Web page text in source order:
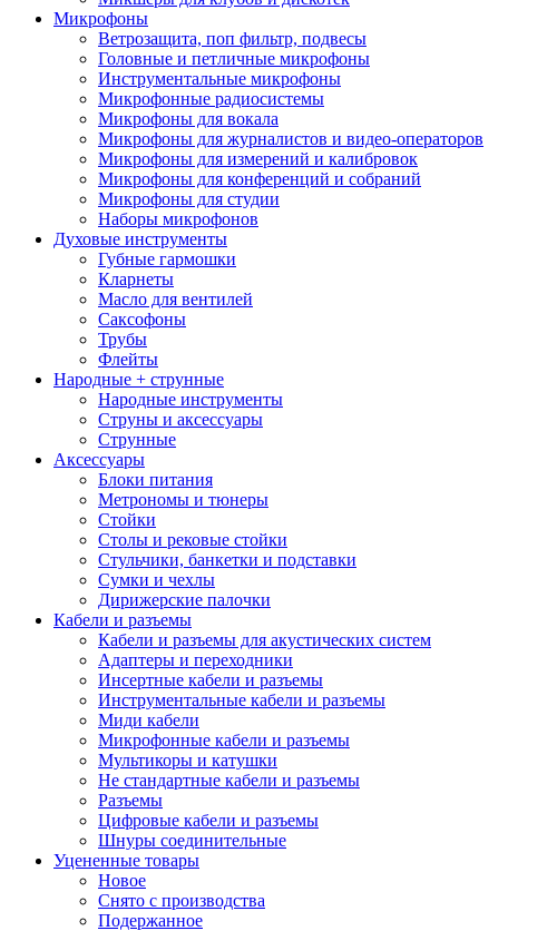
Микрофоны
Ветрозащита, поп фильтр, подвесы
Головные и петличные микрофоны
Инструментальные микрофоны
Микрофонные радиосистемы
Микрофоны для вокала
Микрофоны для журналистов и видео-операторов
Микрофоны для измерений и калибровок
Микрофоны для конференций и собраний
Микрофоны для студии
Наборы микрофонов
Духовые инструменты
Губные гармошки
Кларнеты
Масло для вентилей
Саксофоны
Трубы
Флейты
Народные + струнные
Народные инструменты
Струны и аксессуары
Струнные
Аксессуары
Блоки питания
Метрономы и тюнеры
Стойки
Столы и рековые стойки
Стульчики, банкетки и подставки
Сумки и чехлы
Дирижерские палочки
Кабели и разъемы
Кабели и разъемы для акустических систем
Адаптеры и переходники
Инсертные кабели и разъемы
Инструментальные кабели и разъемы
Миди кабели
Микрофонные кабели и разъемы
Мультикоры и катушки
Не стандартные кабели и разъемы
Разъемы
Цифровые кабели и разъемы
Шнуры соединительные
Уцененные товары
Новое
Снято с производства
Подержанное